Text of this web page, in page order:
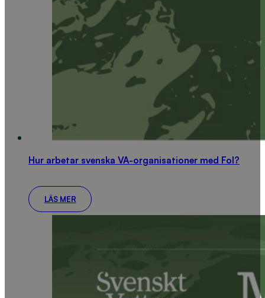
Hur arbetar svenska VA-organisationer med FoI?
LÄS MER